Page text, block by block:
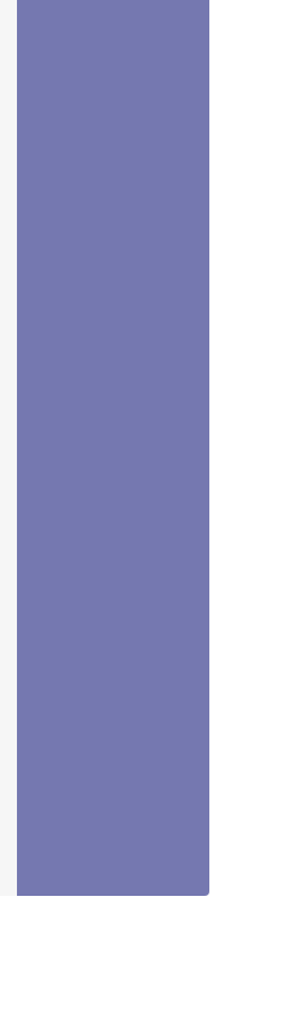
a webovou stránku pro budoucí
mailem.
mailem.